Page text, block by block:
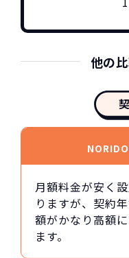
他の
月額料金が安く
りますが、契約
額がかなり高額
ます。